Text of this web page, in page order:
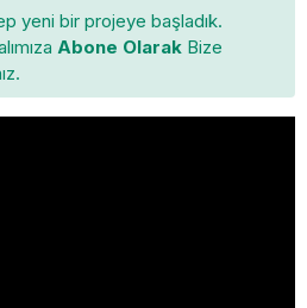
yeni bir projeye başladık.
Abone Olarak Bize